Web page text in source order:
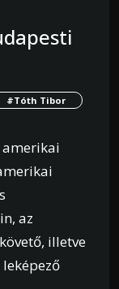
#Tóth Tibor
amerikai
az
illetve